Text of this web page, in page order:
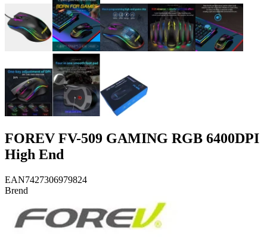
FOREV FV-509 GAMING RGB 6400DPI
High End
EAN7427306979824
Brend